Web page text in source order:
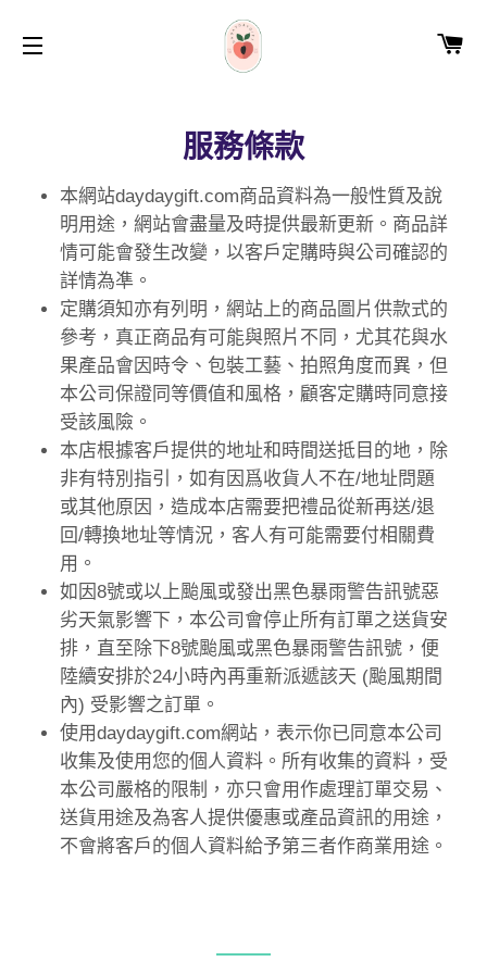
服務條款
本網站daydaygift.com商品資料為一般性質及說
明用途，網站會盡量及時提供最新更新。商品詳
情可能會發生改變，以客戶定購時與公司確認的
詳情為凖。
定購須知亦有列明，網站上的商品圖片供款式的
參考，真正商品有可能與照片不同，尤其花與水
果產品會因時令、包裝工藝、拍照角度而異，但
本公司保證同等價值和風格，顧客定購時同意接
受該風險。
本店根據客戶提供的地址和時間送抵目的地，除
非有特別指引，如有因爲收貨人不在/地址問題
或其他原因，造成本店需要把禮品從新再送/退
回/轉換地址等情況，客人有可能需要付相關費
用。
如因8號或以上颱風或發出黑色暴雨警告訊號惡
劣天氣影響下，本公司會停止所有訂單之送貨安
排，直至除下8號颱風或黑色暴雨警告訊號，便
陸續安排於24小時內再重新派遞該天 (颱風期間
內) 受影響之訂單。
使用daydaygift.com網站，表示你已同意本公司
收集及使用您的個人資料。所有收集的資料，受
本公司嚴格的限制，亦只會用作處理訂單交易、
送貨用途及為客人提供優惠或產品資訊的用途，
不會將客戶的個人資料給予第三者作商業用途。